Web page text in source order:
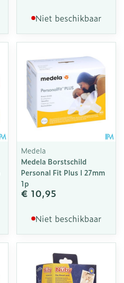
Niet beschikbaar
Medela
Medela Borstschild
Personal Fit Plus l 27mm
1p
€ 10,95
Niet beschikbaar